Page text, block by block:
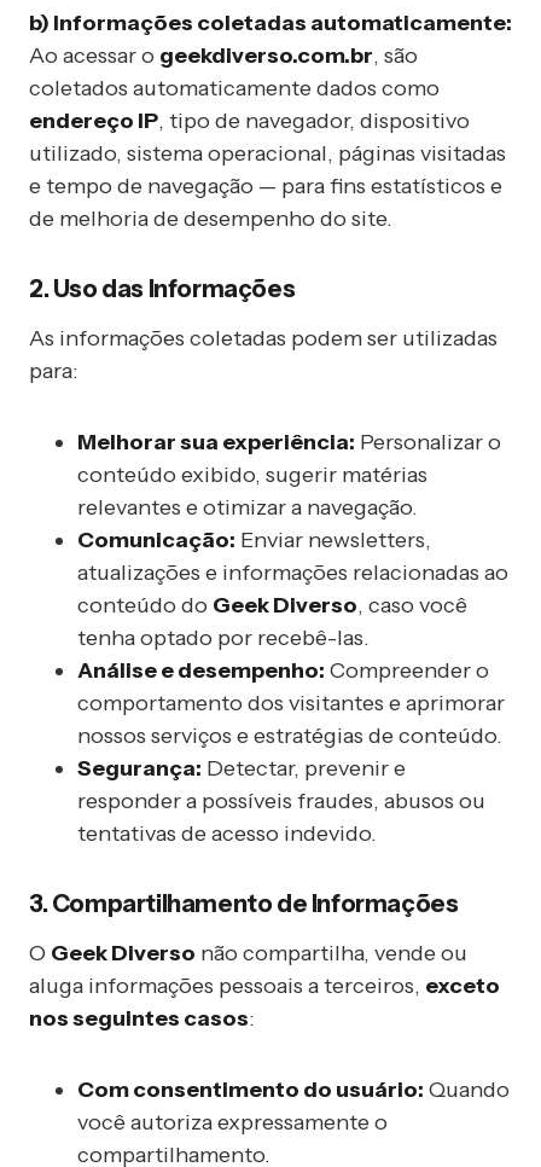
b) Informações coletadas automaticamente:
Ao acessar o geekdiverso.com.br, são
coletados automaticamente dados como
endereço IP, tipo de navegador, dispositivo
utilizado, sistema operacional, páginas visitadas
e tempo de navegação — para fins estatísticos e
de melhoria de desempenho do site.
2. Uso das Informações
As informações coletadas podem ser utilizadas
para:
Melhorar sua experiência: Personalizar o
conteúdo exibido, sugerir matérias
relevantes e otimizar a navegação.
Comunicação: Enviar newsletters,
atualizações e informações relacionadas ao
conteúdo do Geek Diverso, caso você
tenha optado por recebê-las.
Análise e desempenho: Compreender o
comportamento dos visitantes e aprimorar
nossos serviços e estratégias de conteúdo.
Segurança: Detectar, prevenir e
responder a possíveis fraudes, abusos ou
tentativas de acesso indevido.
3. Compartilhamento de Informações
O Geek Diverso não compartilha, vende ou
aluga informações pessoais a terceiros, exceto
nos seguintes casos:
Com consentimento do usuário: Quando
você autoriza expressamente o
compartilhamento.